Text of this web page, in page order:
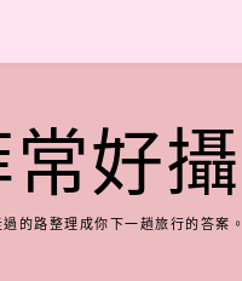
好攝
的路整理成你下一趟旅行的答案。